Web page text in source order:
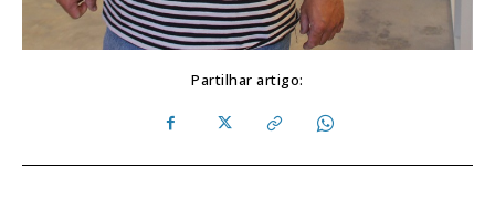
Partilhar artigo: